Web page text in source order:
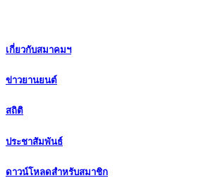
เกี่ยวกับสมาคมฯ
ข่าวยานยนต์
สถิติ
ประชาสัมพันธ์
ดาวน์โหลดสำหรับสมาชิก